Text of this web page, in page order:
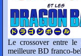
Le crossover entre le
meilleure BD franco-